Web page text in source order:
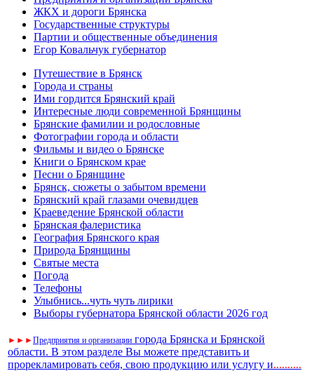
ЖКХ и дороги Брянска
Государственные структуры
Партии и общественные объединения
Егор Ковальчук губернатор
Путешествие в Брянск
Города и страны
Ими гордится Брянский край
Интересные люди современной Брянщины
Брянские фамилии и родословные
Фотографии города и области
Фильмы и видео о Брянске
Книги о Брянском крае
Песни о Брянщине
Брянск, сюжеты о забытом времени
Брянский край глазами очевидцев
Краеведение Брянской области
Брянская фалеристика
География Брянского края
Природа Брянщины
Святые места
Погода
Телефоны
Улыбнись...чуть чуть лирики
Выборы губернатора Брянской области 2026 год
► ► ►Предприятия и организации города Брянска и Брянской
области. В этом разделе Вы можете представить и
прорекламировать себя, свою продукцию или услугу и..........